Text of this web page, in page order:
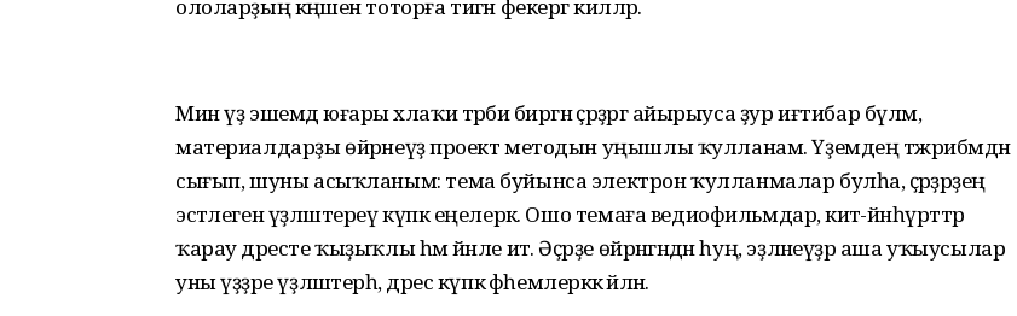
ололарҙың кәңәшен тоторға тигән фекергә киләләр.
Мин үҙ эшемдә юғары әхлаҡи тәрбиә биргән әҫәрҙәргә айырыуса ҙур иғтибар бүләм,
материалдарҙы өйрәнеүҙә проект методын уңышлы ҡулланам. Үҙемдең тәжрибәмдән
сығып, шуны асыҡланым: тема буйынса электрон ҡулланмалар булһа, әҫәрҙәрҙең
эстәлеген үҙләштереү күпкә еңелерәк. Ошо темаға ведиофильмдар, әкиәт-йәнһүрәттәр
ҡарау дәресте ҡыҙыҡлы һәм йәнле итә. Әҫәрҙе өйрәнгәндән һуң, эҙләнеүҙәр аша уҡыусылар
уны үҙҙәре үҙләштерһә, дәрес күпкә фәһемлерәккә әйләнә.